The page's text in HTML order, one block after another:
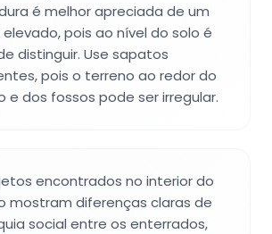
é melhor apreciada de um
pois ao nível do solo é
distinguir. Use sapatos
pois o terreno ao redor do
e dos fossos pode ser irregular.
encontrados no interior do
mostram diferenças claras de
social entre os enterrados,